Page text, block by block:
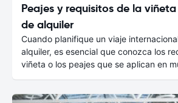
Peajes y requisitos de la
de alquiler
Cuando planifique un viaje
alquiler, es esencial que conozca los
viñeta o los peajes que se aplican en